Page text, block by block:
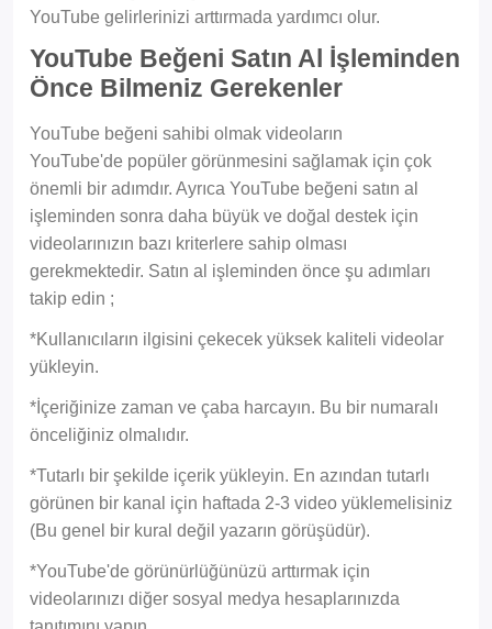
YouTube gelirlerinizi arttırmada yardımcı olur.
YouTube Beğeni Satın Al İşleminden
Önce Bilmeniz Gerekenler
YouTube beğeni sahibi olmak videoların
YouTube'de popüler görünmesini sağlamak için çok
önemli bir adımdır. Ayrıca YouTube beğeni satın al
işleminden sonra daha büyük ve doğal destek için
videolarınızın bazı kriterlere sahip olması
gerekmektedir. Satın al işleminden önce şu adımları
takip edin ;
*Kullanıcıların ilgisini çekecek yüksek kaliteli videolar
yükleyin.
*İçeriğinize zaman ve çaba harcayın. Bu bir numaralı
önceliğiniz olmalıdır.
*Tutarlı bir şekilde içerik yükleyin. En azından tutarlı
görünen bir kanal için haftada 2-3 video yüklemelisiniz
(Bu genel bir kural değil yazarın görüşüdür).
*YouTube'de görünürlüğünüzü arttırmak için
videolarınızı diğer sosyal medya hesaplarınızda